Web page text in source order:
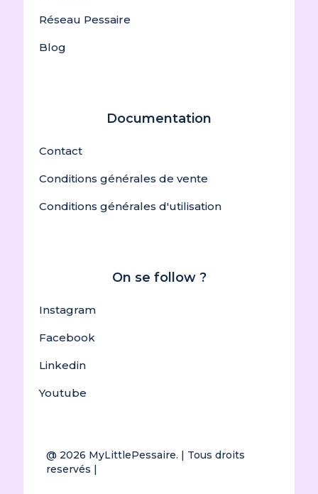
Réseau Pessaire
Blog
Documentation
Contact
Conditions générales de vente
Conditions générales d'utilisation
On se follow ?
Instagram
Facebook
Linkedin
Youtube
@ 2026 MyLittlePessaire. | Tous droits
reservés |